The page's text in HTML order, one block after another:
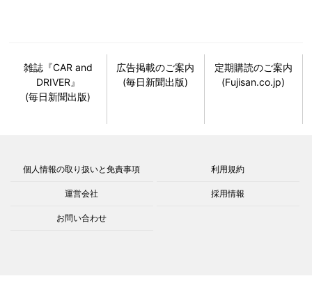
雑誌『CAR and
DRIVER』
(毎日新聞出版)
広告掲載のご案内
(毎日新聞出版)
定期購読のご案内
(Fujisan.co.jp)
個人情報の取り扱いと免責事項 利用規約
運営会社 採用情報
お問い合わせ